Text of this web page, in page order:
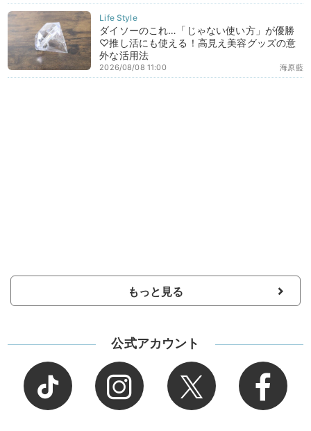
ダイソーのこれ…「じゃない使い方」が優勝
♡推し活にも使える！高見え美容グッズの意
外な活用法
海原藍
2026/08/08 11:00
もっと見る
公式アカウント